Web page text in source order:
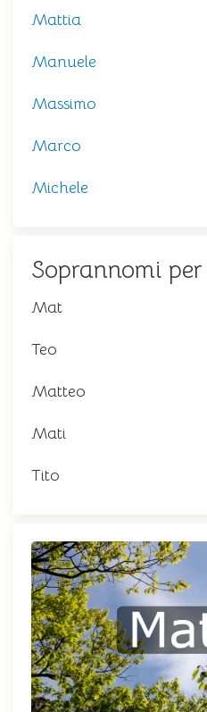
Mattia
Manuele
Massimo
Marco
Michele
Soprannomi
Mat
Teo
Matteo
Mati
Tito